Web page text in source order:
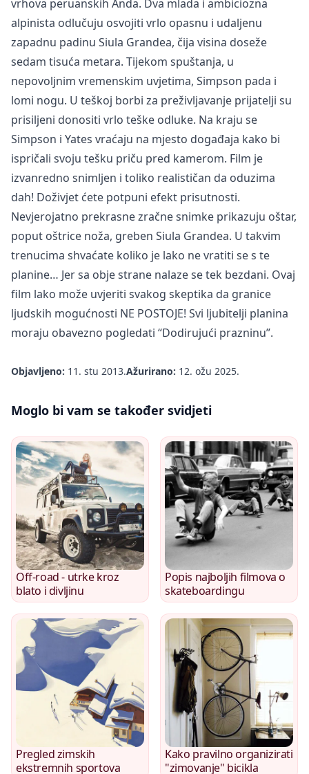
vrhova peruanskih Anda. Dva mlada i ambiciozna
alpinista odlučuju osvojiti vrlo opasnu i udaljenu
zapadnu padinu Siula Grandea, čija visina doseže
sedam tisuća metara. Tijekom spuštanja, u
nepovoljnim vremenskim uvjetima, Simpson pada i
lomi nogu. U teškoj borbi za preživljavanje prijatelji su
prisiljeni donositi vrlo teške odluke. Na kraju se
Simpson i Yates vraćaju na mjesto događaja kako bi
ispričali svoju tešku priču pred kamerom. Film je
izvanredno snimljen i toliko realističan da oduzima
dah! Doživjet ćete potpuni efekt prisutnosti.
Nevjerojatno prekrasne zračne snimke prikazuju oštar,
poput oštrice noža, greben Siula Grandea. U takvim
trenucima shvaćate koliko je lako ne vratiti se s te
planine… Jer sa obje strane nalaze se tek bezdani. Ovaj
film lako može uvjeriti svakog skeptika da granice
ljudskih mogućnosti NE POSTOJE! Svi ljubitelji planina
moraju obavezno pogledati “Dodirujući prazninu”.
Objavljeno: 11. stu 2013.Ažurirano: 12. ožu 2025.
Moglo bi vam se također svidjeti
Off-road - utrke kroz
blato i divljinu
Popis najboljih filmova o
skateboardingu
Pregled zimskih
ekstremnih sportova
Kako pravilno organizirati
"zimovanje" bicikla